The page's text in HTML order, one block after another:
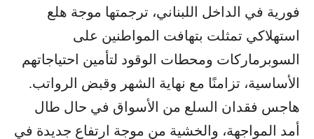
فورية في الداخل اللبناني، ترجمتها موجة هلع
استهلاكي تمثلت بتهافت المواطنين على
السوبرماركات ومحطات الوقود لتأمين احتياجاتهم
الأساسية، تزامنًا مع نهاية الشهر وقبض الرواتب.
هاجس فقدان السلع من الأسواق في حال طال
أمد المواجهة، والخشية من موجة ارتفاع جديدة في